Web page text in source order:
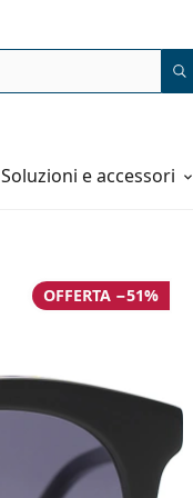
Soluzioni e accessori
OFFERTA −51%